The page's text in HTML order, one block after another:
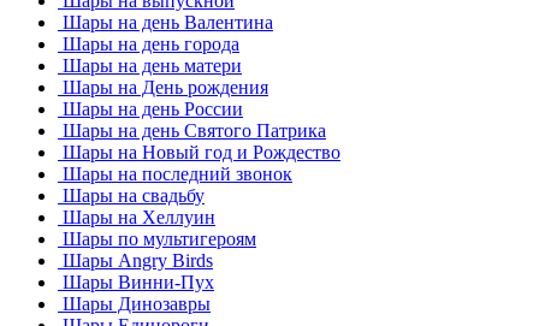
Шары на день Валентина
Шары на день города
Шары на день матери
Шары на День рождения
Шары на день России
Шары на день Святого Патрика
Шары на Новый год и Рождество
Шары на последний звонок
Шары на свадьбу
Шары на Хеллуин
Шары по мультигероям
Шары Angry Birds
Шары Винни-Пух
Шары Динозавры